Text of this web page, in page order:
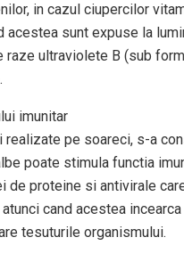
in cazul ciupercilor
acestea sunt expuse la
raze ultraviolete B (sub
imunitar
realizate pe soareci, s-a
poate stimula functia
de proteine si antivirale
cand acestea
tesuturile organismului.